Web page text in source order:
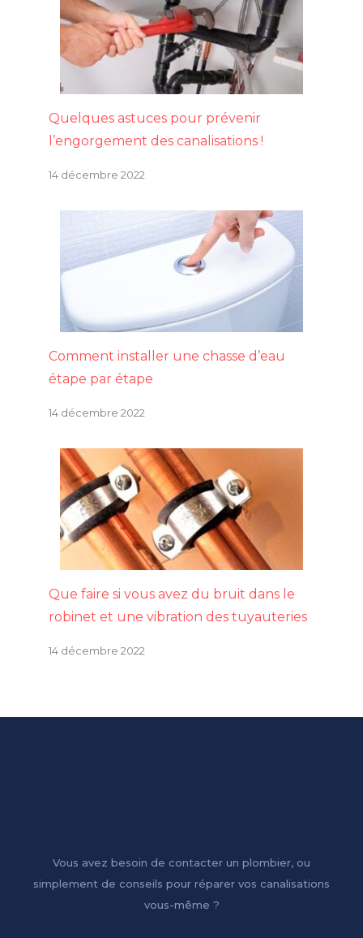
Quelques astuces pour prévenir
l’engorgement des canalisations !
14 décembre 2022
Comment installer une chasse d’eau
étape par étape
14 décembre 2022
Que faire si vous avez du bruit dans le
robinet et une vibration des tuyauteries
14 décembre 2022
Vous avez besoin de contacter un plombier, ou
simplement de conseils pour réparer vos canalisations
vous-même ?